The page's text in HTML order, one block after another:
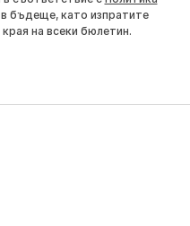
бъдеще, като изпратите
на всеки бюлетин.